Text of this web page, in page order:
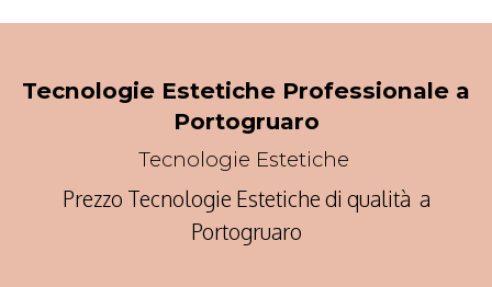
Tecnologie Estetiche Professionale a
Portogruaro
Tecnologie Estetiche
Prezzo Tecnologie Estetiche di qualità a
Portogruaro